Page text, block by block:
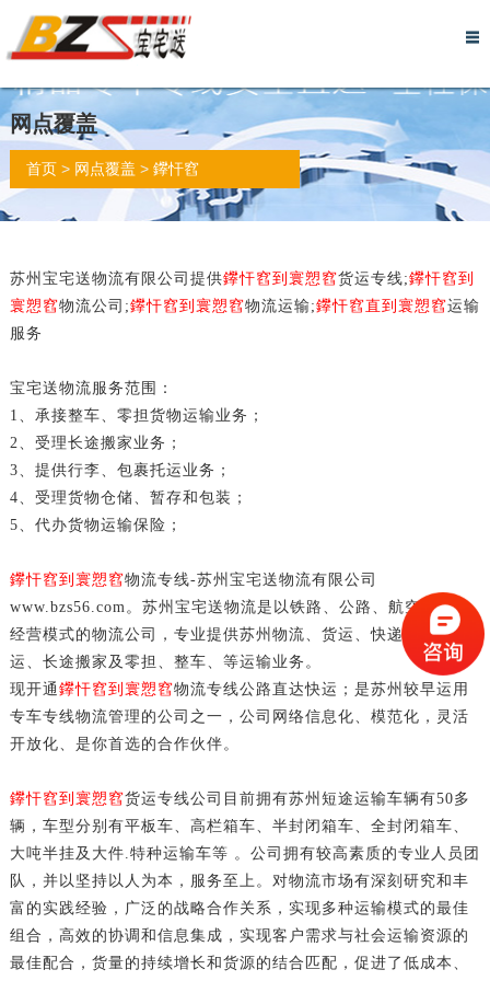
网
站
首
页
关
于
我
们
物
流
资
讯
服
务
流
程
行
李
托
运
实
力
展
示
物
流
报
价
仓
储
托
管
留
言
反
馈
诚
信
档
案
联
系
我
们
网点覆盖
首页 >网点覆盖 > 鑻忓窞
苏州宝宅送物流有限公司提供鑻忓窞到寰愬窞货运专线;鑻忓窞到
寰愬窞物流公司;鑻忓窞到寰愬窞物流运输;鑻忓窞直到寰愬窞运输
服务
宝宅送物流服务范围：
1、承接整车、零担货物运输业务；
2、受理长途搬家业务；
3、提供行李、包裹托运业务；
4、受理货物仓储、暂存和包装；
5、代办货物运输保险；
鑻忓窞到寰愬窞物流专线-苏州宝宅送物流有限公司
www.bzs56.com。苏州宝宅送物流是以铁路、公路、航空为一体
经营模式的物流公司，专业提供苏州物流、货运、快递、行李托
运、长途搬家及零担、整车、等运输业务。
现开通 鑻忓窞到寰愬窞物流专线公路直达快运；是苏州较早运用
专车专线物流管理的公司之一，公司网络信息化、模范化，灵活
开放化、是你首选的合作伙伴。
鑻忓窞到寰愬窞货运专线公司目前拥有苏州短途运输车辆有50多
辆，车型分别有平板车、高栏箱车、半封闭箱车、全封闭箱车、
大吨半挂及大件.特种运输车等 。公司拥有较高素质的专业人员团
队，并以坚持以人为本，服务至上。对物流市场有深刻研究和丰
富的实践经验，广泛的战略合作关系，实现多种运输模式的最佳
组合，高效的协调和信息集成，实现客户需求与社会运输资源的
最佳配合，货量的持续增长和货源的结合匹配，促进了低成本、